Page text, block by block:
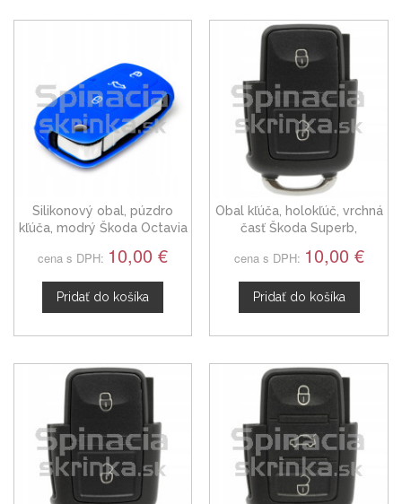
Silikonový obal, púzdro
kľúča, modrý Škoda Octavia
cena s DPH: 10,00 €
Pridať do košíka
Obal kľúča, holokľúč, vrchná
časť Škoda Superb,
cena s DPH: 10,00 €
Pridať do košíka